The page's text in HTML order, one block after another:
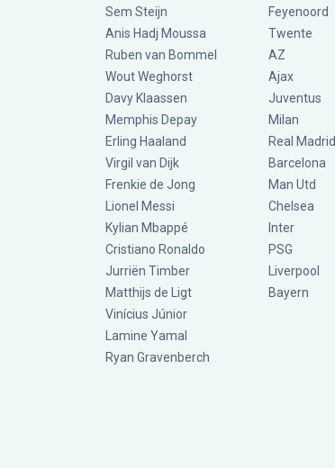
Sem Steijn
Anis Hadj Moussa
Ruben van Bommel
Wout Weghorst
Davy Klaassen
Memphis Depay
Erling Haaland
Virgil van Dijk
Frenkie de Jong
Lionel Messi
Kylian Mbappé
Cristiano Ronaldo
Jurriën Timber
Matthijs de Ligt
Vinícius Júnior
Lamine Yamal
Ryan Gravenberch
Feyenoord
Twente
AZ
Ajax
Juventus
Milan
Real Madrid
Barcelona
Man Utd
Chelsea
Inter
PSG
Liverpool
Bayern